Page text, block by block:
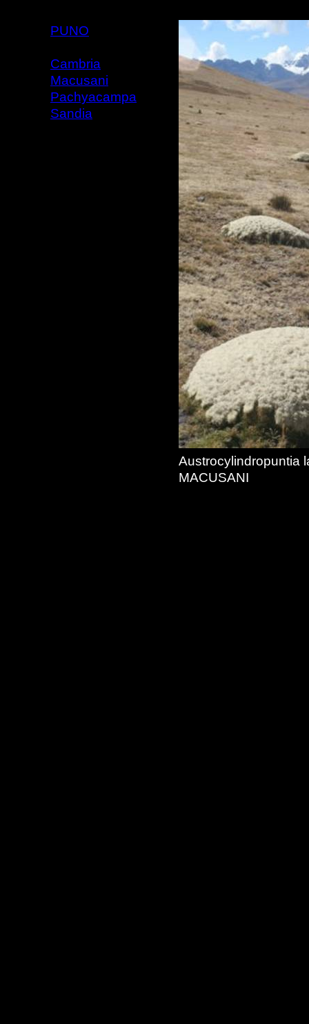
PUNO
Cambria
Macusani
Pachyacampa
Sandia
Austrocylindropuntia
MACUSANI